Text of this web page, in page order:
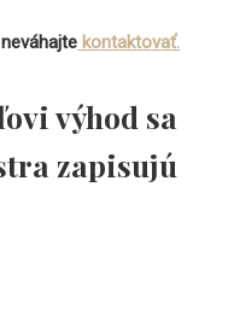
kontaktovať.
výhod sa
zapisujú